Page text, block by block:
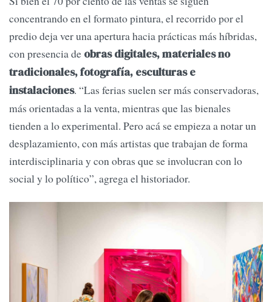
concentrando en el formato pintura, el recorrido por el
predio deja ver una apertura hacia prácticas más híbridas,
con presencia de obras digitales, materiales no
tradicionales, fotografía, esculturas e
instalaciones. “Las ferias suelen ser más conservadoras,
más orientadas a la venta, mientras que las bienales
tienden a lo experimental. Pero acá se empieza a notar un
desplazamiento, con más artistas que trabajan de forma
interdisciplinaria y con obras que se involucran con lo
social y lo político”, agrega el historiador.